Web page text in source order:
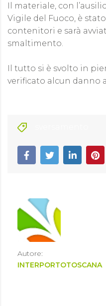
Il materiale, con
Vigile del Fuoco, è
contenitori e sarà
smaltimento.
Il tutto si è svolto in
verificato alcun danno
Autore:
INTERPORTOTOSCANA